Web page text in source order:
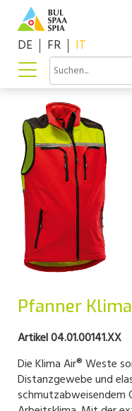
DE FR IT
Pfanner
Artikel 04.01.00141.XX
Die Klima Air® Weste
Distanzgewebe und